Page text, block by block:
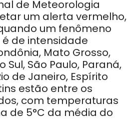
de Meteorologia
um alerta vermelho,
um fenômeno
de intensidade
Mato Grosso,
Sul, São Paulo, Paraná,
de Janeiro, Espírito
estão entre os
com temperaturas
de 5°C da média do